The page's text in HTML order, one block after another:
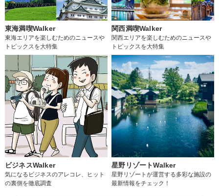
東海満喫Walker
東海エリアを楽しむためのニュースや
トピックスを大特集
関西満喫Walker
関西エリアを楽しむためのニュースや
トピックスを大特集
ビジネスWalker
気になるビジネスのアレコレ、ヒット
の裏側を徹底調査
星野リゾートWalker
星野リゾートが運営する多彩な施設の
最新情報をチェック！